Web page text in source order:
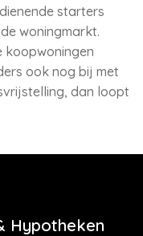
starters
woningmarkt.
koopwoningen
ook nog bij met
dan loopt
Hypotheken